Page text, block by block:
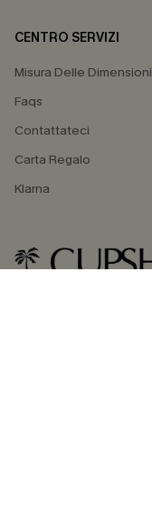
CENTRO SERVIZI
Misura Delle Dimensioni
Faqs
Contattateci
Carta Regalo
Klarna